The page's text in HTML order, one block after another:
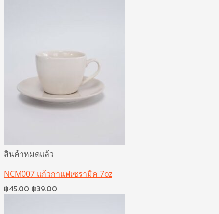
สินค้าหมดแล้ว
NCM007 แก้วกาแฟเซรามิค 7oz
฿45.00 Original
฿39.00